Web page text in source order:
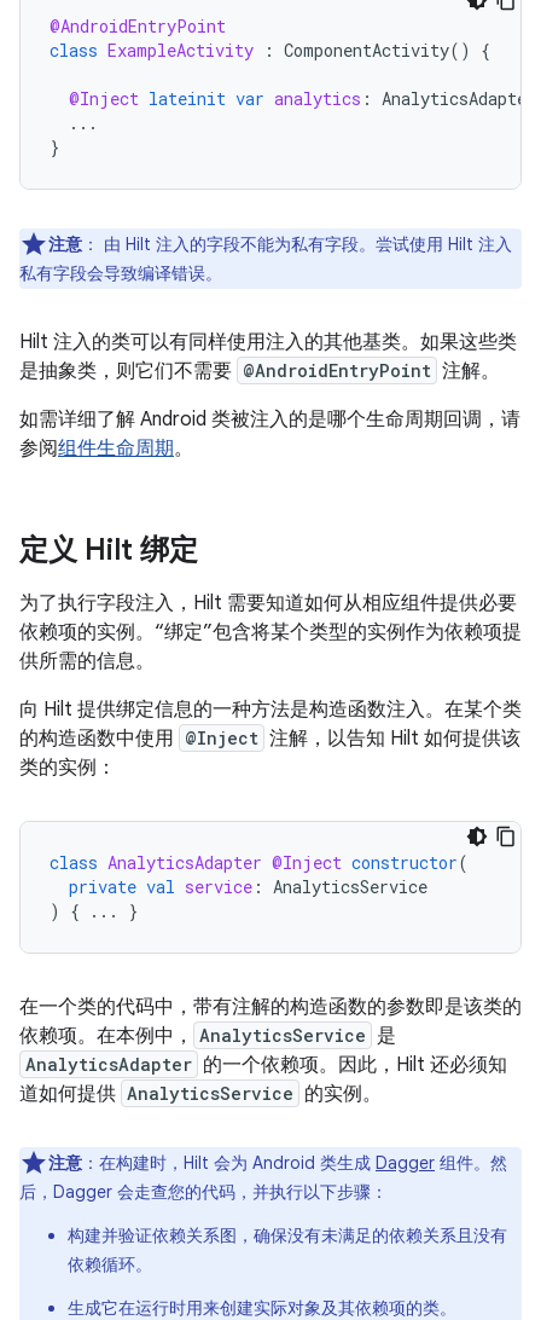
@AndroidEntryPoint
class ExampleActivity : ComponentActivity() {
@Inject lateinit var analytics : AnalyticsAdapter
...
}
注意 ：
由 Hilt 注入的字段不能为私有字段。尝试使用 Hilt 注入
私有字段会导致编译错误。
Hilt 注入的类可以有同样使用注入的其他基类。如果这些类
是抽象类，则它们不需要 @AndroidEntryPoint 注解。
如需详细了解 Android 类被注入的是哪个生命周期回调，请
参阅组件生命周期。
定义 Hilt 绑定
为了执行字段注入，Hilt 需要知道如何从相应组件提供必要
依赖项的实例。“绑定”包含将某个类型的实例作为依赖项提
供所需的信息。
向 Hilt 提供绑定信息的一种方法是构造函数注入。 在某个类
的构造函数中使用 @Inject 注解，以告知 Hilt 如何提供该
类的实例：
class AnalyticsAdapter @Inject constructor(
private val service : AnalyticsService
)
{ ... }
在一个类的代码中，带有注解的构造函数的参数即是该类的
依赖项。在本例中，
AnalyticsService 是
AnalyticsAdapter 的一个依赖项。因此，Hilt 还必须知
道如何提供 AnalyticsService 的实例。
注意 ：在构建时，Hilt 会为 Android 类生成 Dagger 组件。然
后，Dagger 会走查您的代码，并执行以下步骤：
构建并验证依赖关系图，确保没有未满足的依赖关系且没有
依赖循环。
生成它在运行时用来创建实际对象及其依赖项的类。